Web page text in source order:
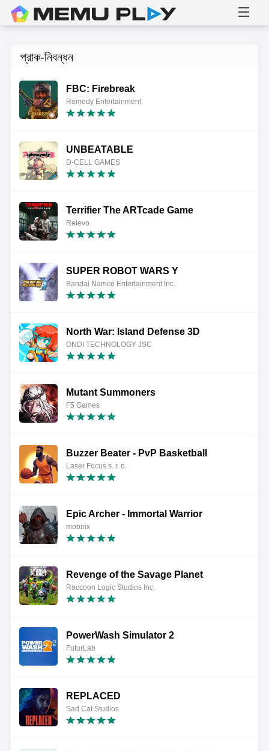
প্রাক-নিবন্ধন
FBC: Firebreak
Remedy Entertainment
UNBEATABLE
D-CELL GAMES
Terrifier The ARTcade Game
Relevo
SUPER ROBOT WARS Y
Bandai Namco Entertainment Inc.
North War: Island Defense 3D
ONDI TECHNOLOGY JSC
Mutant Summoners
F5 Games
Buzzer Beater - PvP Basketball
Laser Focus s. r. o.
Epic Archer - Immortal Warrior
mobirix
Revenge of the Savage Planet
Raccoon Logic Studios Inc.
PowerWash Simulator 2
FuturLab
REPLACED
Sad Cat Studios